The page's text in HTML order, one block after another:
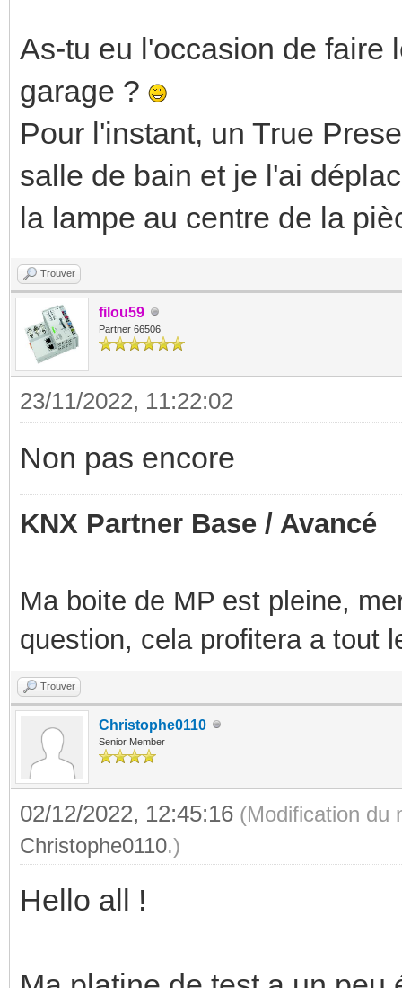
As-tu eu l'occasion de faire
garage ?
Pour l'instant, un True
salle de bain et je l'ai
la lampe au centre de la
Trouver
filou59
Partner 66506
23/11/2022, 11:22:02
Non pas encore
KNX Partner Base / Avancé
Ma boite de MP est pleine,
question, cela profitera a tout
Trouver
Christophe0110
Senior Member
02/12/2022, 12:45:16 (Modification du
Christophe0110.)
Hello all !